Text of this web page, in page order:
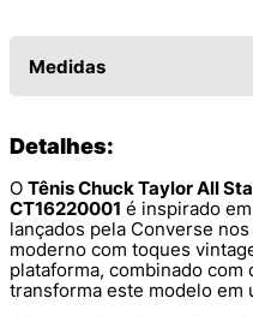
Medidas
Detalhes:
O Tênis Chuck Taylor All
CT16220001 é inspirado
lançados pela Converse
moderno com toques
plataforma, combinado com
transforma este modelo em